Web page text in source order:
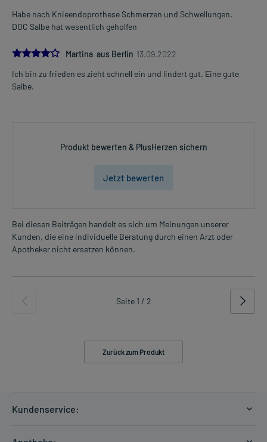
Habe nach Knieendoprothese Schmerzen und Schwellungen.
DOC Salbe hat wesentlich geholfen
4.0
Martina aus Berlin 13.09.2022
Ich bin zu frieden es zieht schnell ein und lindert gut. Eine gute
Salbe.
Produkt bewerten & PlusHerzen sichern
Jetzt bewerten
Bei diesen Beiträgen handelt es sich um Meinungen unserer
Kunden, die eine individuelle Beratung durch einen Arzt oder
Apotheker nicht ersetzen können.
Seite 1 / 2
Zurück zum Produkt
Kundenservice: